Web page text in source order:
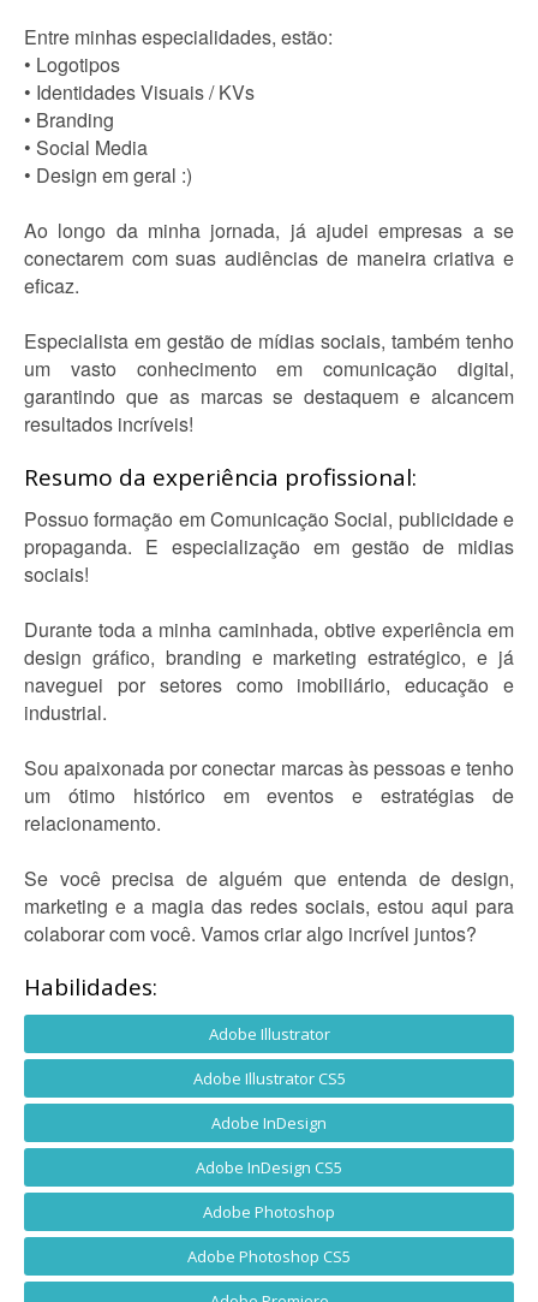
Entre minhas especialidades, estão:
• Logotipos
• Identidades Visuais / KVs
• Branding
• Social Media
• Design em geral :)
Ao longo da minha jornada, já ajudei empresas a se
conectarem com suas audiências de maneira criativa e
eficaz.
Especialista em gestão de mídias sociais, também tenho
um vasto conhecimento em comunicação digital,
garantindo que as marcas se destaquem e alcancem
resultados incríveis!
Resumo da experiência profissional:
Possuo formação em Comunicação Social, publicidade e
propaganda. E especialização em gestão de midias
sociais!
Durante toda a minha caminhada, obtive experiência em
design gráfico, branding e marketing estratégico, e já
naveguei por setores como imobiliário, educação e
industrial.
Sou apaixonada por conectar marcas às pessoas e tenho
um ótimo histórico em eventos e estratégias de
relacionamento.
Se você precisa de alguém que entenda de design,
marketing e a magia das redes sociais, estou aqui para
colaborar com você. Vamos criar algo incrível juntos?
Habilidades:
Adobe Illustrator
Adobe Illustrator CS5
Adobe InDesign
Adobe InDesign CS5
Adobe Photoshop
Adobe Photoshop CS5